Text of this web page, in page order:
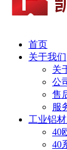
首页
关于我们
关
公
售
服
工业铝材
40
40